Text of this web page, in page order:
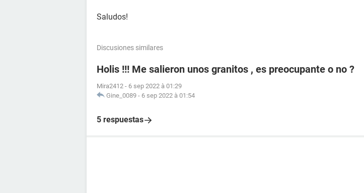
Saludos!
Discusiones similares
Holis !!! Me salieron unos granitos , es preocupante o no ?
Mira2412 - 6 sep 2022 à 01:29
Gine_0089 - 6 sep 2022 à 01:54
5 respuestas